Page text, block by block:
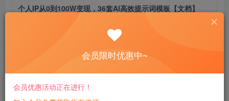
个人IP从0到100W变现，36套AI高效提示词模板【文档】
8.8
免费
会员限时优惠中~
会员优惠活动正在进行！